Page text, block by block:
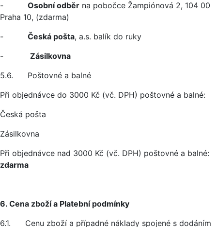
- Osobní odběr na pobočce Žampiónová 2, 104 00
Praha 10, (zdarma)
- Česká pošta, a.s. balík do ruky
- Zásilkovna
5.6. Poštovné a balné
Při objednávce do 3000 Kč (vč. DPH) poštovné a balné:
Česká pošta
Zásilkovna
Při objednávce nad 3000 Kč (vč. DPH) poštovné a balné:
zdarma
6. Cena zboží a Platební podmínky
6.1. Cenu zboží a případné náklady spojené s dodáním